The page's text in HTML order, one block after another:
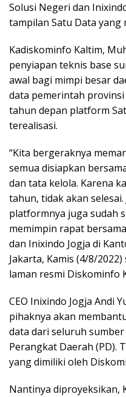
Solusi Negeri dan
tampilan Satu Data yang
Kadiskominfo Kaltim,
penyiapan teknis base
awal bagi mimpi besar
data pemerintah
tahun depan platform
terealisasi.
“Kita bergeraknya
semua disiapkan
dan tata kelola. Karena
tahun, tidak akan
platformnya juga sudah
memimpin rapat
dan Inixindo Jogja di
Jakarta, Kamis (4/8/
laman resmi Diskominfo
CEO Inixindo Jogja Andi
pihaknya akan
data dari seluruh
Perangkat Daerah (PD).
yang dimiliki oleh
Nantinya diproyeksikan,